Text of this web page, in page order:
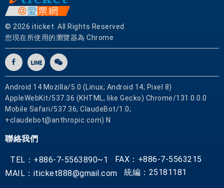
© 2026 iticket. All Rights Reserved.
您現在所使用的瀏覽器為 Chrome
Android 14 Mozilla/5.0 (Linux; Android 14; Pixel 8)
AppleWebKit/537.36 (KHTML, like Gecko) Chrome/131.0.0.0
Mobile Safari/537.36; ClaudeBot/1.0;
+claudebot@anthropic.com) N
聯絡我們
TEL：+886-7-5563890~1
FAX：+886-7-5563215
MAIL：iticket888@gmail.com
統編：25181181